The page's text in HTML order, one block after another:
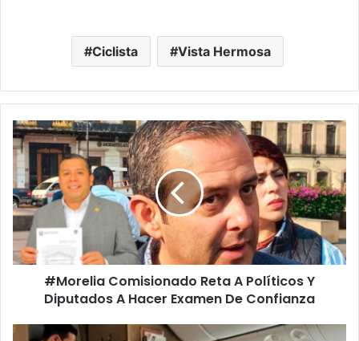
Ciclista Vista Hermosa
#Morelia
Comisionado
A
Políticos
Y
Diputados
Hacer
Examen#Morelia Comisionado Reta A Políticos Y
Diputados A Hacer Examen De Confianza
Hijo